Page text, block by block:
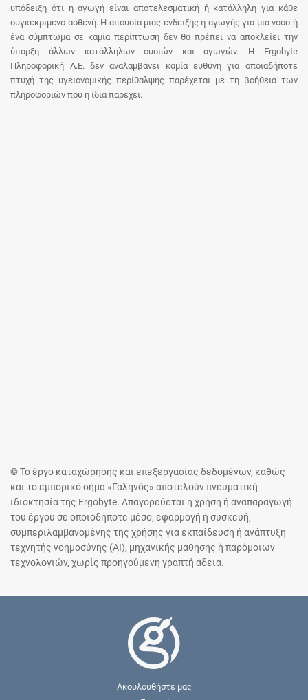
υπόδειξη ότι η αγωγή είναι αποτελεσματική ή κατάλληλη για κάθε
συγκεκριμένο ασθενή. Η απουσία μιας ένδειξης ή αγωγής για μια νόσο ή
ένα σύμπτωμα σε καμία περίπτωση δεν θα πρέπει να αποκλείει την
ύπαρξη άλλων κατάλληλων ουσιών και αγωγών. Η Ergobyte
Πληροφορική Α.Ε. δεν αναλαμβάνει καμία ευθύνη για οποιαδήποτε
πτυχή της υγειονομικής περίθαλψης παρέχεται με τη βοήθεια των
πληροφοριών που η ίδια παρέχει.
© Το έργο καταχώρησης και επεξεργασίας δεδομένων, καθώς
και το εμπορικό σήμα «Γαληνός» αποτελούν πνευματική
ιδιοκτησία της Ergobyte. Απαγορεύεται η χρήση ή αναπαραγωγή
του έργου σε οποιοδήποτε μέσο, εφαρμογή ή συσκευή,
συμπεριλαμβανομένης της χρήσης για εκπαίδευση ή ανάπτυξη
τεχνητής νοημοσύνης (AI), μηχανικής μάθησης ή παρόμοιων
τεχνολογιών, χωρίς προηγούμενη γραπτή άδεια.
Ακουλουθήστε μας